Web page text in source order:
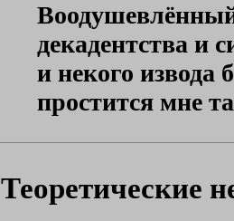
декадентства и
и некого извода
простится мне
Теоретические